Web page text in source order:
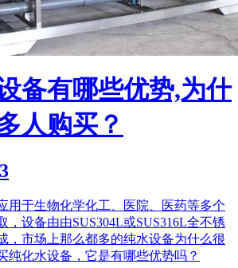
备有哪些优势,为什
人购买？
用于生物化学化工、医院、医药等多个
，设备由由SUS304L或SUS316L全不锈
，市场上那么都多的纯水设备为什么很
纯化水设备，它是有哪些优势吗？